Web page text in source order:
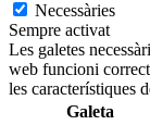
Necessàries
Sempre activat
Les galetes
web funcioni
les característiques
Galeta